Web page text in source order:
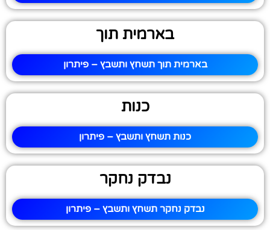
בארמית תוך
בארמית תוך תשחץ ותשבץ – פיתרון
כנות
כנות תשחץ ותשבץ – פיתרון
נבדק נחקר
נבדק נחקר תשחץ ותשבץ – פיתרון